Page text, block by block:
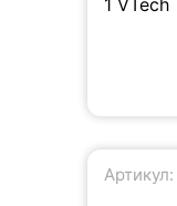
1 VTech